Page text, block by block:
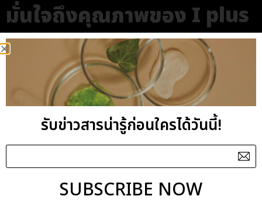
มั่นใจถึงคุณภาพของ I plus
Q ด้วยมาตรฐานและรางวัล
ระดับสากล
โรงงานผลิตสกินแคร์ชั้นนำ เราให้ความสำคัญกับความยั่งยืน
และคุณภาพการผลิตสูงสุด ซึ่งสะท้อนผ่านมาตรฐานและรางวัลมากมาย
รับรองโดยมาตรฐานอุตสาหกรรมทั้ง GMP,
มาตรฐานการส่งออก:ได้รับรางวัลจากอย่าง Prime Minister’s
รับข่าวสารน่ารู้ก่อนใครได้วันนี้!
SUBSCRIBE NOW